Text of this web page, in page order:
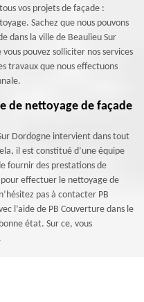
vos projets de façade :
Sachez que nous pouvons
dans la ville de Beaulieu Sur
pouvez solliciter nos services
travaux que nous effectuons
de nettoyage de façade
Dordogne intervient dans tout
il est constitué d’une équipe
fournir des prestations de
pour effectuer le nettoyage de
pas à contacter PB
l’aide de PB Couverture dans le
état. Sur ce, vous